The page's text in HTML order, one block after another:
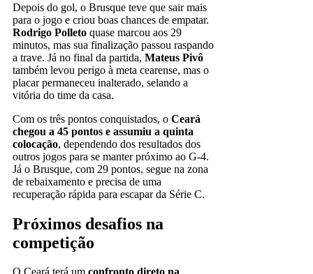
Depois do gol, o Brusque teve que sair mais
para o jogo e criou boas chances de empatar.
Rodrigo Polleto quase marcou aos 29
minutos, mas sua finalização passou raspando
a trave. Já no final da partida, Mateus Pivô
também levou perigo à meta cearense, mas o
placar permaneceu inalterado, selando a
vitória do time da casa.
Com os três pontos conquistados, o Ceará
chegou a 45 pontos e assumiu a quinta
colocação, dependendo dos resultados dos
outros jogos para se manter próximo ao G-4.
Já o Brusque, com 29 pontos, segue na zona
de rebaixamento e precisa de uma
recuperação rápida para escapar da Série C.
Próximos desafios na
competição